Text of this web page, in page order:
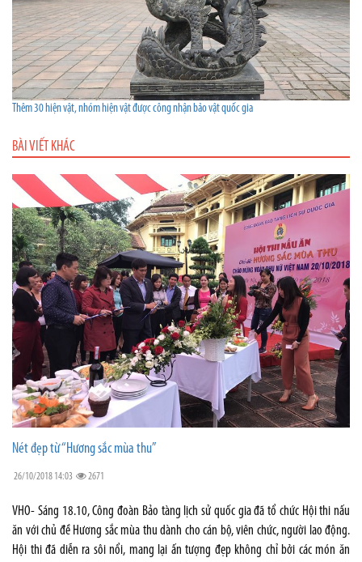
Thêm 30 hiện vật, nhóm hiện vật được công nhận bảo vật quốc gia
BÀI VIẾT KHÁC
Nét đẹp từ “Hương sắc mùa thu”
26/10/2018 14:03 2671
VHO- Sáng 18.10, Công đoàn Bảo tàng lịch sử quốc gia đã tổ chức Hội thi nấu
ăn với chủ đề Hương sắc mùa thu dành cho cán bộ, viên chức, người lao động.
Hội thi đã diễn ra sôi nổi, mang lại ấn tượng đẹp không chỉ bởi các món ăn